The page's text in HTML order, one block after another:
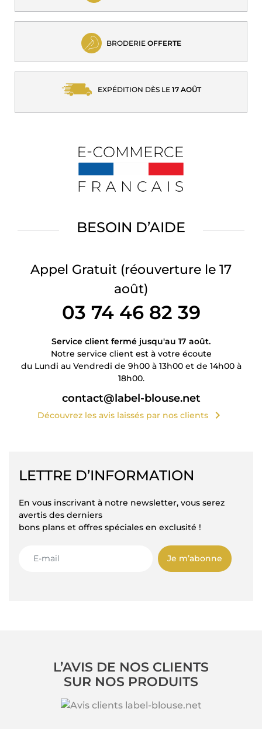
BRODERIE OFFERTE
EXPÉDITION DÈS LE 17 AOÛT
BESOIN D’AIDE
Appel Gratuit (réouverture le 17
août)
03 74 46 82 39
Service client fermé jusqu'au 17 août.
Notre service client est à votre écoute
du Lundi au Vendredi de 9h00 à 13h00 et de 14h00 à
18h00.
contact@label-blouse.net
Découvrez les avis laissés par nos clients chevron_right
LETTRE D’INFORMATION
En vous inscrivant à notre newsletter, vous serez
avertis des derniers
bons plans et offres spéciales en exclusité !
Je m’abonne
L’AVIS DE NOS CLIENTS
SUR NOS PRODUITS